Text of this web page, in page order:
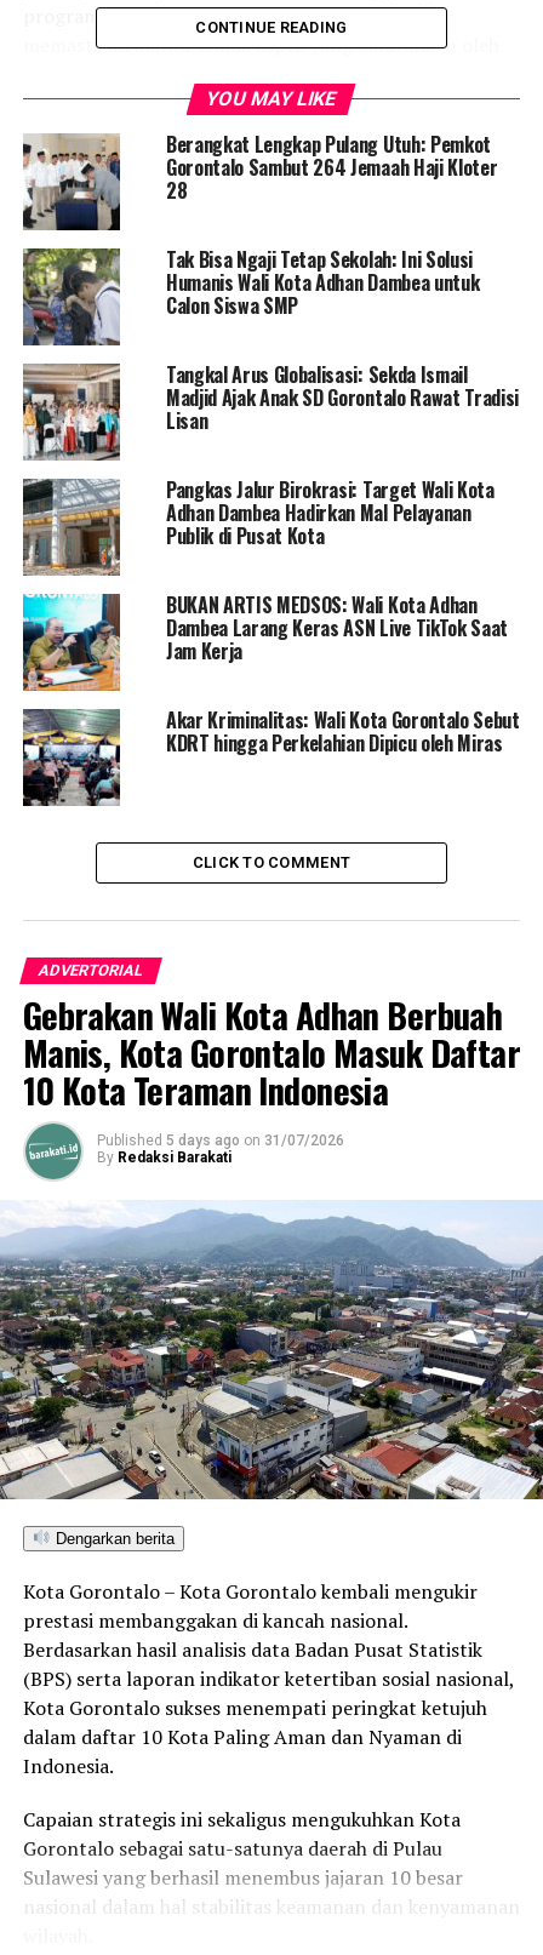
program tersebut sangat penting dan harus
memastikan bahwa semua aspek yang dibutuhkan oleh
Berdasarkan hasil evaluasi dari 9 Kecamatan di Kota
Gorontalo, Marten Taha menyampaikan bahwa banyak
usulan yang terkait dengan pembangunan infrastruktur.
Menurutnya, infrastruktur menjadi salah satu hal yang
menjadi impian masyarakat karena dapat mendukung
kehidupan mereka secara keseluruhan. Hal ini
menunjukkan bahwa pembangunan infrastruktur
menjadi fokus utama dalam upaya meningkatkan
kesejahteraan masyarakat di Kota Gorontalo.
RELATED TOPICS:
UP NEXT
Marten Taha Respon Terhadap Aspirasi Masyarakat:
Penataan Ruang dan Lingkungan Kota Utara Perlu
Diprioritaskan
DON'T MISS
Sekda Kota Gorontalo Buka Sosialisasi Perda Pajak Baru
CONTINUE READING
YOU MAY LIKE
Berangkat Lengkap Pulang Utuh: Pemkot
Gorontalo Sambut 264 Jemaah Haji Kloter
28
Tak Bisa Ngaji Tetap Sekolah: Ini Solusi
Humanis Wali Kota Adhan Dambea untuk
Calon Siswa SMP
Tangkal Arus Globalisasi: Sekda Ismail
Madjid Ajak Anak SD Gorontalo Rawat Tradisi
Lisan
Pangkas Jalur Birokrasi: Target Wali Kota
Adhan Dambea Hadirkan Mal Pelayanan
Publik di Pusat Kota
BUKAN ARTIS MEDSOS: Wali Kota Adhan
Dambea Larang Keras ASN Live TikTok Saat
Jam Kerja
Akar Kriminalitas: Wali Kota Gorontalo Sebut
KDRT hingga Perkelahian Dipicu oleh Miras
CLICK TO COMMENT
ADVERTORIAL
Gebrakan Wali Kota Adhan Berbuah
Manis, Kota Gorontalo Masuk Daftar
10 Kota Teraman Indonesia
Published 5 days ago on 31/07/2026
By Redaksi Barakati
Dengarkan berita
Kota Gorontalo – Kota Gorontalo kembali mengukir
prestasi membanggakan di kancah nasional.
Berdasarkan hasil analisis data Badan Pusat Statistik
(BPS) serta laporan indikator ketertiban sosial nasional,
Kota Gorontalo sukses menempati peringkat ketujuh
dalam daftar 10 Kota Paling Aman dan Nyaman di
Indonesia.
Capaian strategis ini sekaligus mengukuhkan Kota
Gorontalo sebagai satu-satunya daerah di Pulau
Sulawesi yang berhasil menembus jajaran 10 besar
nasional dalam hal stabilitas keamanan dan kenyamanan